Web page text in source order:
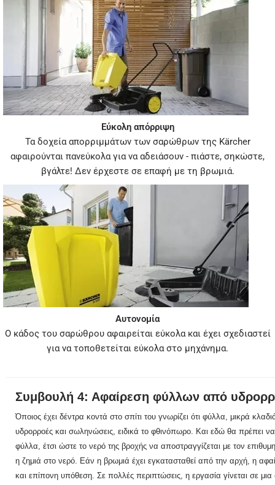
Εύκολη απόρριψη
Τα δοχεία απορριμμάτων των σαρώθρων της Kärcher
αφαιρούνται πανεύκολα για να αδειάσουν - πιάστε, σηκώστε,
βγάλτε! Δεν έρχεστε σε επαφή με τη βρωμιά.
Αυτονομία
Ο κάδος του σαρώθρου αφαιρείται εύκολα και έχει σχεδιαστεί
για να τοποθετείται εύκολα στο μηχάνημα.
Συμβουλή 4: Αφαίρεση φύλλων από
Όποιος έχει δέντρα κοντά στο σπίτι του γνωρίζει ότι φύλλα, μικρά
υδρορροές και σωληνώσεις, ειδικά το φθινόπωρο. Και εδώ θα πρέπει να
φύλλα, έτσι ώστε το νερό της βροχής να αποστραγγίζεται με τον
η ζημιά στο νερό. Εάν η βρωμιά έχει εγκατασταθεί από την αρχή, η
και επίπονη υπόθεση. Σε πολλές περιπτώσεις, η εργασία γίνεται σε